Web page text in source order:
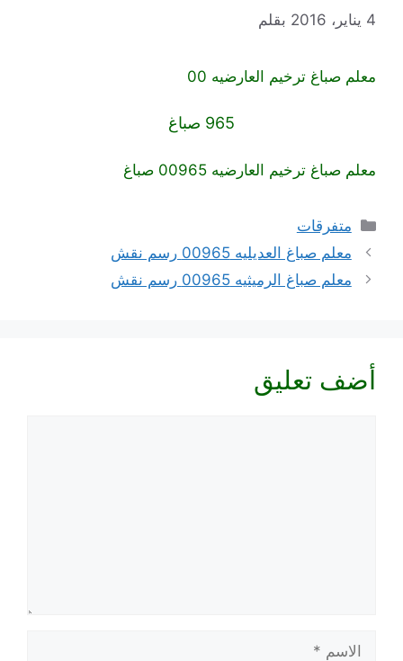
4 يناير، 2016 بقلم
معلم صباغ ترخيم العارضيه 00
965 صباغ
معلم صباغ ترخيم العارضيه 00965 صباغ
التصنيفات
متفرقات
معلم صباغ العديليه 00965 رسم نقش
معلم صباغ الرميثيه 00965 رسم نقش
أضف تعليق
الاسم